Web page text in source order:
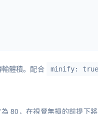
體積。配合 minify: true
80，在視覺無損的前提下